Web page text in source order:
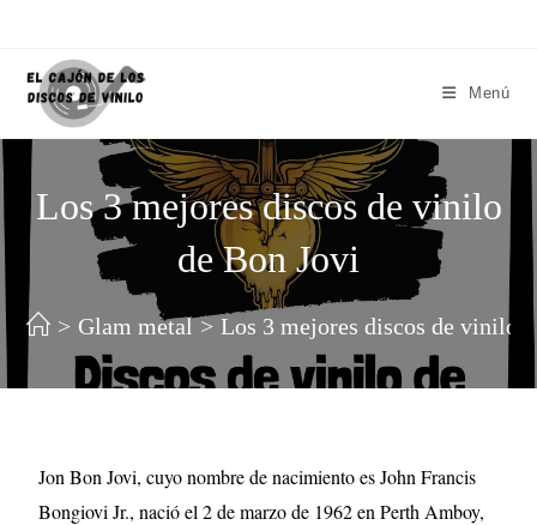
Menú
Los 3 mejores discos de vinilo
de Bon Jovi
> Glam metal > Los 3 mejores discos de vinilo
Jon Bon Jovi, cuyo nombre de nacimiento es John Francis
Bongiovi Jr., nació el 2 de marzo de 1962 en Perth Amboy,